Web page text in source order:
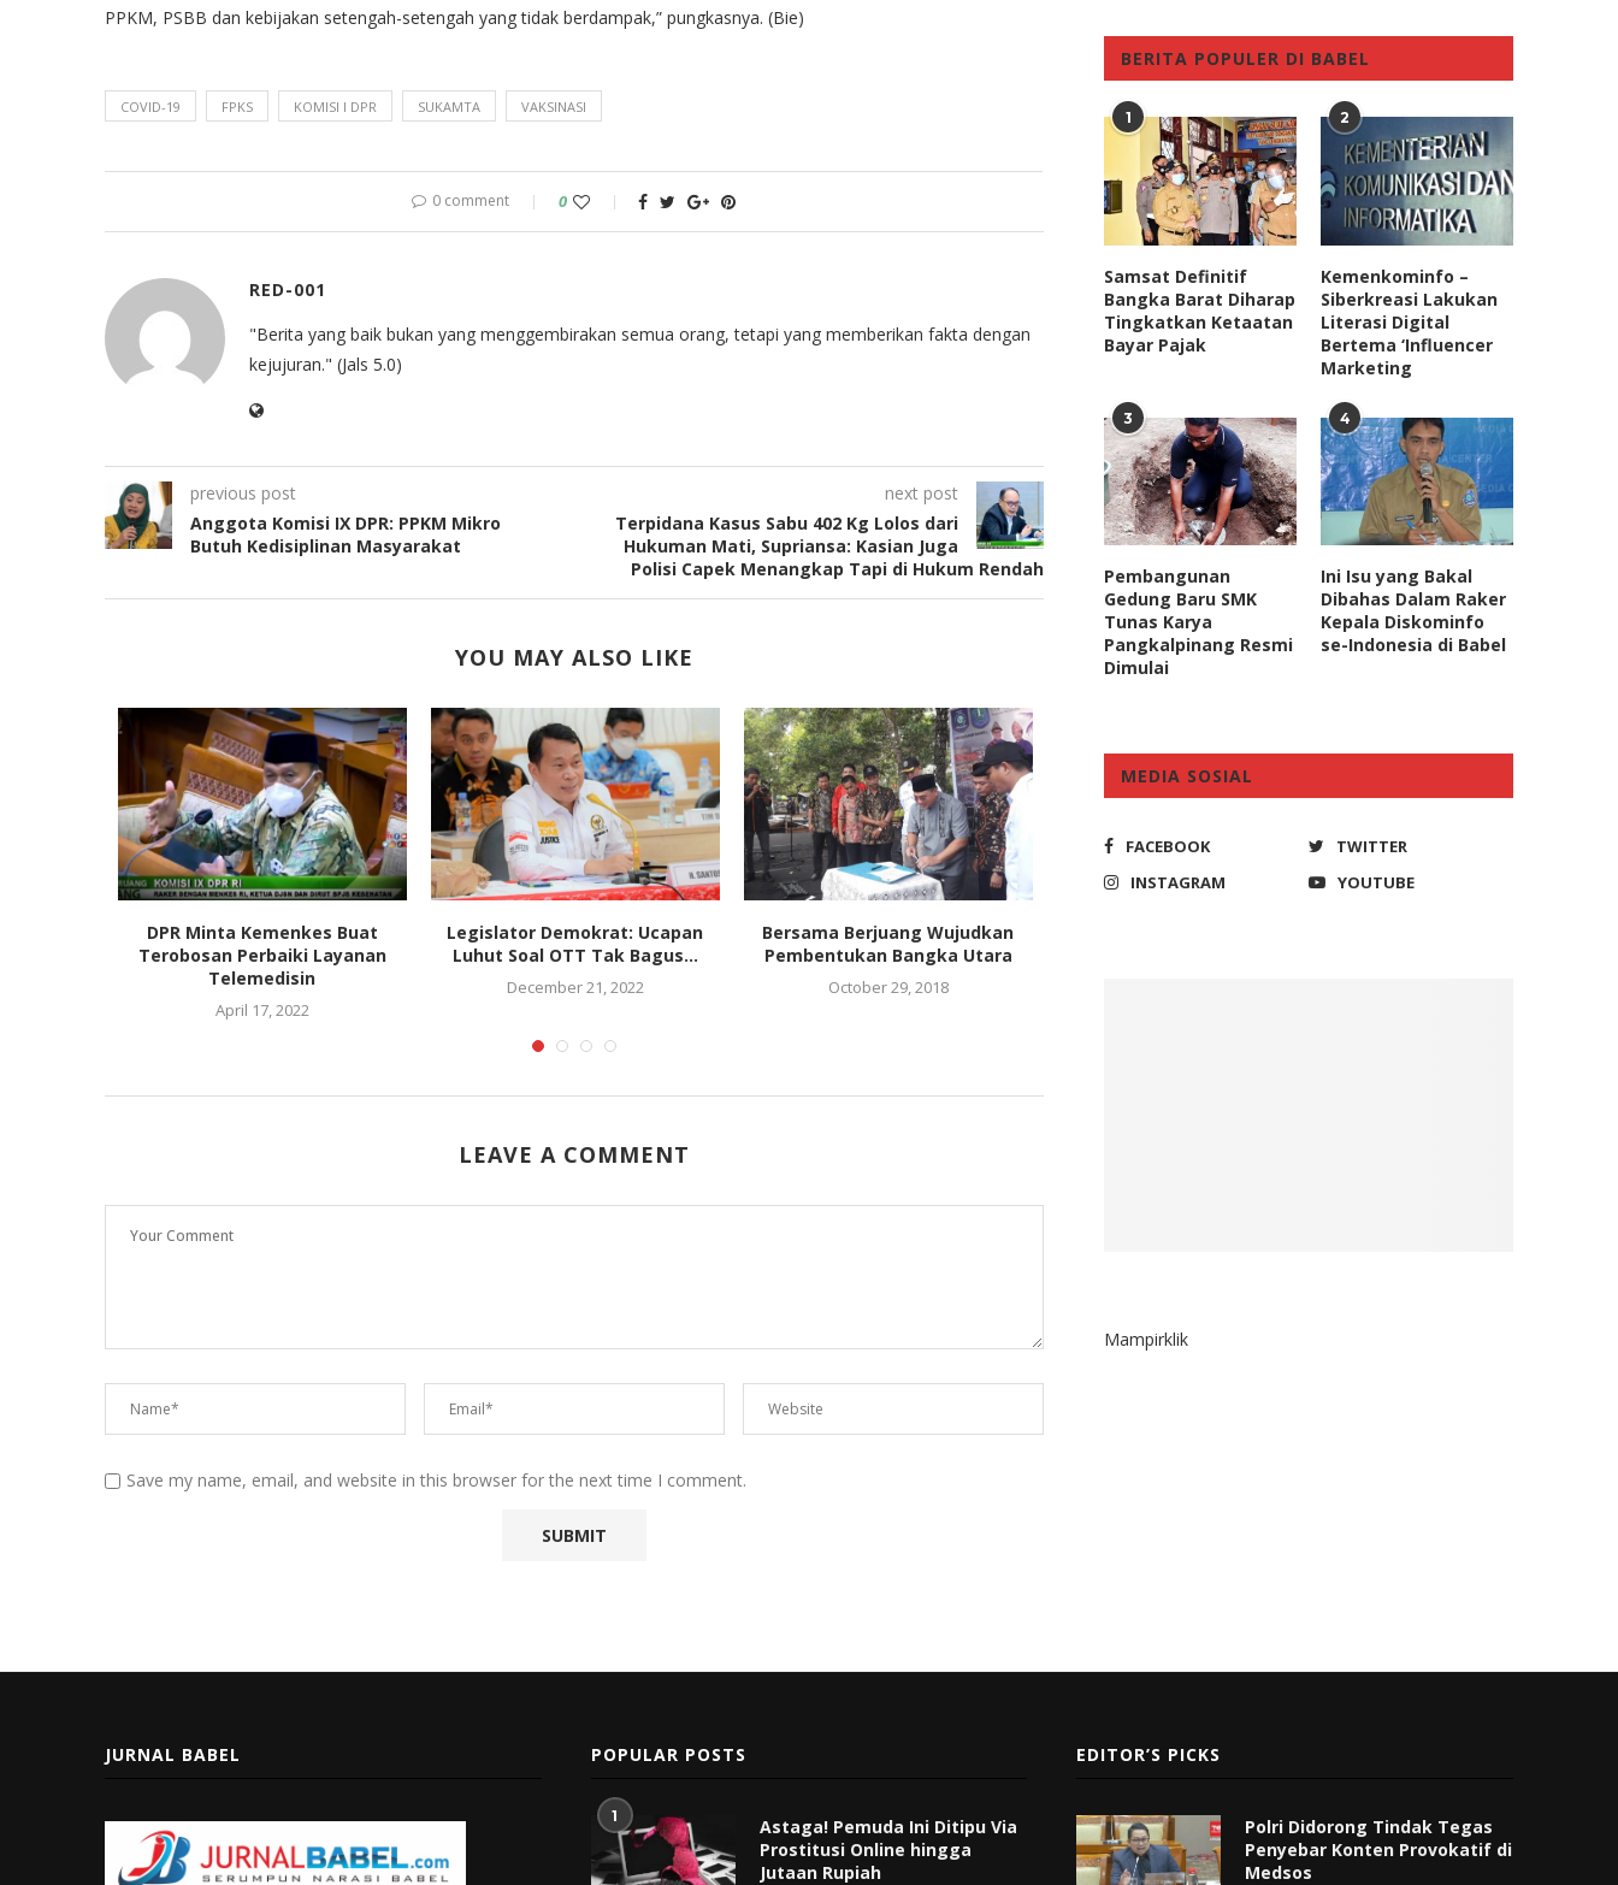
PPKM, PSBB dan kebijakan setengah-setengah yang tidak berdampak,” pungkasnya. (Bie)
COVID-19 FPKS KOMISI I DPR SUKAMTA VAKSINASI
0 comment 0
RED-001
"Berita yang baik bukan yang menggembirakan semua orang, tetapi yang memberikan fakta dengan
kejujuran." (Jals 5.0)
previous post
Anggota Komisi IX DPR: PPKM Mikro
Butuh Kedisiplinan Masyarakat
next post
Terpidana Kasus Sabu 402 Kg Lolos dari
Hukuman Mati, Supriansa: Kasian Juga
Polisi Capek Menangkap Tapi di Hukum Rendah
YOU MAY ALSO LIKE
DPR Minta Kemenkes Buat
Terobosan Perbaiki Layanan
Telemedisin
April 17, 2022
Legislator Demokrat: Ucapan
Luhut Soal OTT Tak Bagus...
December 21, 2022
Bersama Berjuang Wujudkan
Pembentukan Bangka Utara
October 29, 2018
LEAVE A COMMENT
Save my name, email, and website in this browser for the next time I comment.
BERITA POPULER DI BABEL
1
Samsat Definitif
Bangka Barat Diharap
Tingkatkan Ketaatan
Bayar Pajak
2
Kemenkominfo –
Siberkreasi Lakukan
Literasi Digital
Bertema ‘Influencer
Marketing
3
Pembangunan
Gedung Baru SMK
Tunas Karya
Pangkalpinang Resmi
Dimulai
4
Ini Isu yang Bakal
Dibahas Dalam Raker
Kepala Diskominfo
se-Indonesia di Babel
MEDIA SOSIAL
FACEBOOK
TWITTER
INSTAGRAM
YOUTUBE
Mampirklik
JURNAL BABEL POPULAR POSTS
1
Astaga! Pemuda Ini Ditipu Via
Prostitusi Online hingga
Jutaan Rupiah
EDITOR’S PICKS
Polri Didorong Tindak Tegas
Penyebar Konten Provokatif di
Medsos